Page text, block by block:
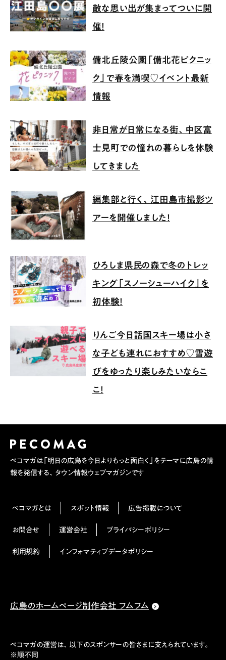
敵な思い出が集まってついに開
催！
備北丘陵公園「備北花ピクニッ
ク」で春を満喫♡イベント最新
情報
非日常が日常になる街、中区富
士見町での憧れの暮らしを体験
してきました
編集部と行く、江田島市撮影ツ
アーを開催しました！
ひろしま県民の森で冬のトレッ
キング「スノーシューハイク」を
初体験！
りんご今日話国スキー場は小さ
な子ども連れにおすすめ♡雪遊
びをゆったり楽しみたいならこ
こ！
ペコマガは「明日の広島を今日よりもっと面白く」をテーマに広島の情
報を発信する、タウン情報ウェブマガジンです
ペコマガとは スポット情報 広告掲載について
お問合せ 運営会社 プライバシーポリシー
利用規約 インフォマティブデータポリシー
広島のホームページ制作会社 フムフム
ペコマガの運営は、以下のスポンサーの皆さまに支えられています。
※順不同